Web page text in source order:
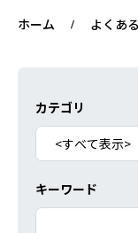
ホーム よくあ
カテゴリ
キーワード